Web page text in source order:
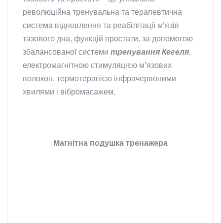
революційна тренувальна та терапевтична
система відновлення та реабілітації м’язів
тазового дна, функцій простати, за допомогою
збалансованої системи тренування Кегеля,
електромагнітною стимуляцією м’язових
волокон, термотерапією інфрачервоними
хвилями і вібромасажем.
Магнітна подушка тренажера